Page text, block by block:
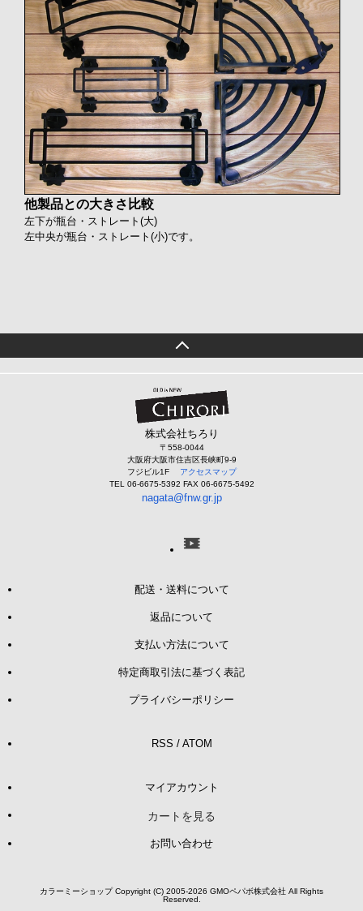
他製品との大きさ比較
左下が瓶台・ストレート(大)
左中央が瓶台・ストレート(小)です。
株式会社ちろり
〒558-0044
大阪府大阪市住吉区長峡町9-9
フジビル1F
アクセスマップ
TEL 06-6675-5392 FAX 06-6675-5492
nagata@fnw.gr.jp
配送・送料について
返品について
支払い方法について
特定商取引法に基づく表記
プライバシーポリシー
RSS / ATOM
マイアカウント
カートを見る
お問い合わせ
カラーミーショップ Copyright (C) 2005-2026 GMOペパボ株式会社 All Rights
Reserved.